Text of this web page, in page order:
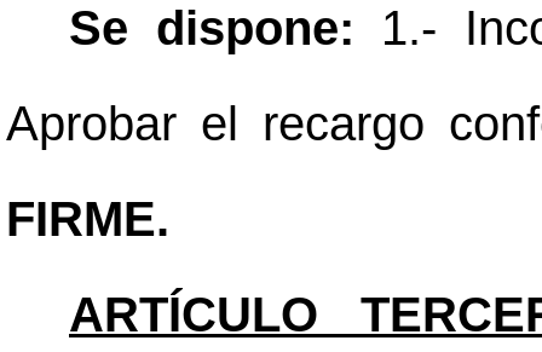
Se dispone: 1.-
Aprobar el recargo
FIRME.
ARTÍCULO